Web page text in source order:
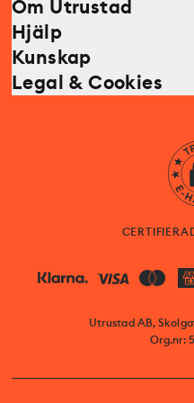
Om Utrustad
Hjälp
Kunskap
Legal & Cookies
Utrustad AB,
Org.nr: